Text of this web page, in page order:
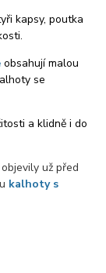
kapsy, poutka
obsahují malou
se
a klidně i do
objevily už před
kalhoty s